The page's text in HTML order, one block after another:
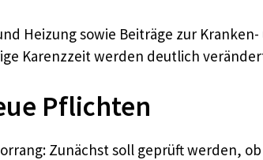
Heizung sowie Beiträge zur
Karenzzeit werden deutlich
Pflichten
Zunächst soll geprüft werden,